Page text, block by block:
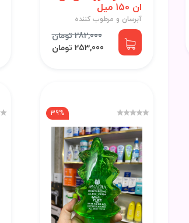
ان 150 میل
آبرسان و مرطوب کننده
282,000 تومان
253,000 تومان
39%